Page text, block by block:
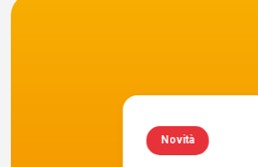
Novità